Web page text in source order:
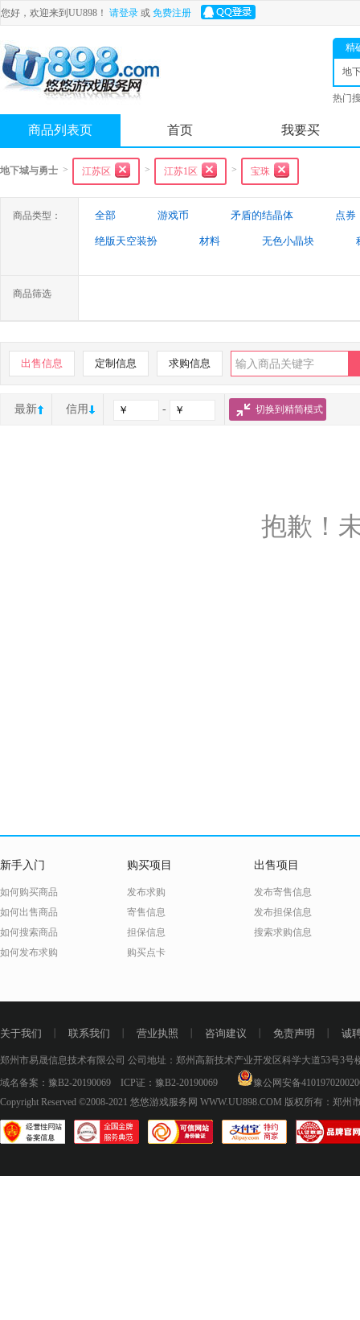
您好，欢迎来到UU898！ 请登录 或 免费注册
精
地
士
热门
商品列表页 首页 我要买
地下城与勇士 > 江苏区 > 江苏1区 > 宝珠
商品类型： 全部 游戏币 矛盾的结晶体 点券
绝版天空装扮 材料 无色小晶块
商品筛选
出售信息 定制信息 求购信息
最新 信用 - 切换到精简模式
抱歉！
新手入门
如何购买商品
如何出售商品
如何搜索商品
如何发布求购
购买项目
发布求购
寄售信息
担保信息
购买点卡
出售项目
发布寄售信息
发布担保信息
搜索求购信息
关于我们 联系我们 营业执照 咨询建议 免责声明 诚
郑州市易晟信息技术有限公司 公司地址：郑州高新技术产业开发区科学大道53号3号
域名备案： 豫B2-20190069 ICP证： 豫B2-20190069
豫公网安备
Copyright Reserved ©2008-2021 悠悠游戏服务网 WWW.UU898.COM 版权所有：郑州